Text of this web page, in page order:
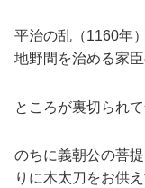
平治の乱（1160年
地野間を治める家
ところが裏切られ
のちに義朝公の菩
りに木太刀をお供